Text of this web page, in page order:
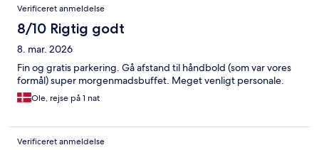
Verificeret anmeldelse
8/10 Rigtig godt
8. mar. 2026
Fin og gratis parkering. Gå afstand til håndbold (som var vores
formål) super morgenmadsbuffet. Meget venligt personale.
Ole, rejse på 1 nat
Verificeret anmeldelse